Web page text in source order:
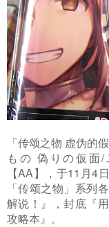
「传颂之物 虚伪的
もの 偽りの仮面/
【AA】，于11月4
「传颂之物」系列
解说！』，封底『
攻略本』。